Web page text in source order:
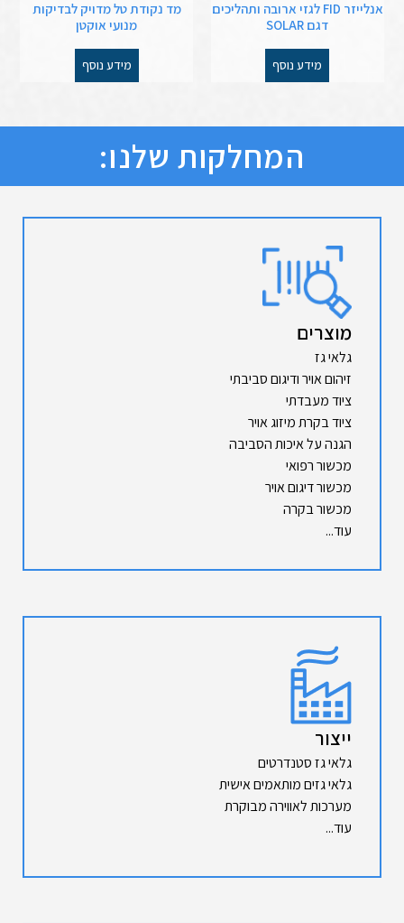
אנלייזר FID לגזי ארובה ותהליכים
דגם SOLAR
מידע נוסף
מד נקודת טל מדויק לבדיקות
מנועי אוקטן
מידע נוסף
המחלקות שלנו:
מוצרים
גלאי גז
זיהום אויר ודיגום סביבתי
ציוד מעבדתי
ציוד בקרת מיזוג אויר
הגנה על איכות הסביבה
מכשור רפואי
מכשור דיגום אויר
מכשור בקרה
עוד...
ייצור
גלאי גז סטנדרטים
גלאי גזים מותאמים אישית
מערכות לאווירה מבוקרת
עוד...